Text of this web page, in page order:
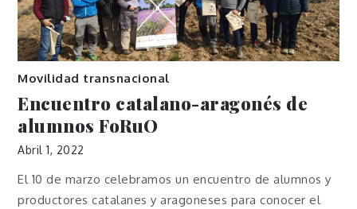
Movilidad transnacional
Encuentro catalano-aragonés de
alumnos FoRuO
Abril 1, 2022
El 10 de marzo celebramos un encuentro de alumnos y
productores catalanes y aragoneses para conocer el